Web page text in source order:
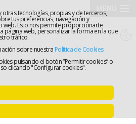
otras tecnologías, propias y de terceros,
tus preferencias, navegación y
web. Esto nos permite proporcionarte
página web, personalizar la forma en la que
tráfico.
sobre nuestra Política de Cookies
pulsando el botón “Permitir cookies” o
clicando "Configurar cookies".
Elkargoa
Lanaren